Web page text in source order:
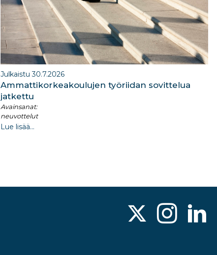
Julkaistu 30.7.2026
Ammattikorkeakoulujen työriidan sovittelua
jatkettu
Avainsanat:
neuvottelut
Lue lisää...